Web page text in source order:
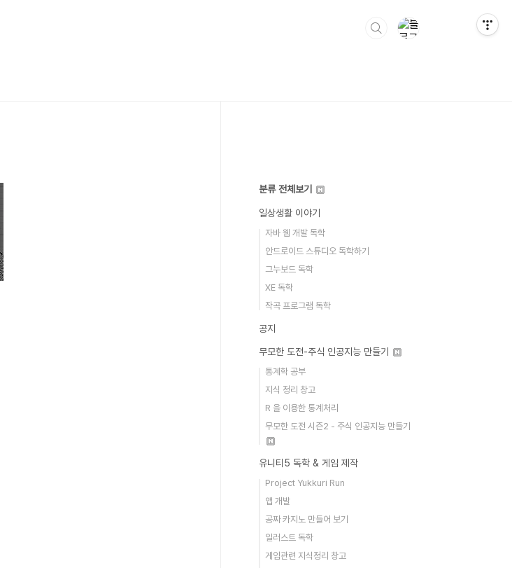
분류 전체보기
일상생활 이야기
자바 웹 개발 독학
안드로이드 스튜디오 독학하기
그누보드 독학
XE 독학
작곡 프로그램 독학
공지
무모한 도전-주식 인공지능 만들기
통계학 공부
지식 정리 창고
R 을 이용한 통계처리
무모한 도전 시즌2 - 주식 인공지능 만들기
유니티5 독학 & 게임 제작
Project Yukkuri Run
앱 개발
공짜 카지노 만들어 보기
일러스트 독학
게임관련 지식정리 창고